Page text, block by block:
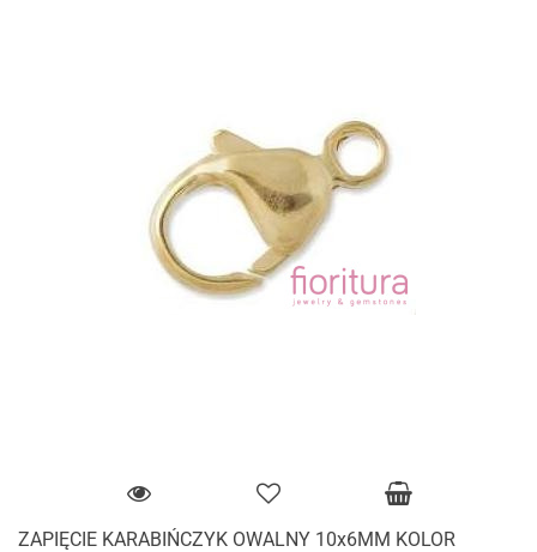
ZAPIĘCIE KARABIŃCZYK OWALNY 10x6MM KOLOR